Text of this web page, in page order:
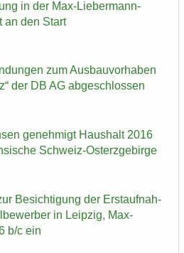
in der Max-​Liebermann-
an den Start
zum Aus­bau­vor­ha­ben
der DB AG ab­ge­schlos­sen
ge­neh­migt Haus­halt 2016
Schweiz-​Osterzgebirge
Be­sich­ti­gung der Erst­auf­nah­
in Leip­zig, Max-​
b/c ein